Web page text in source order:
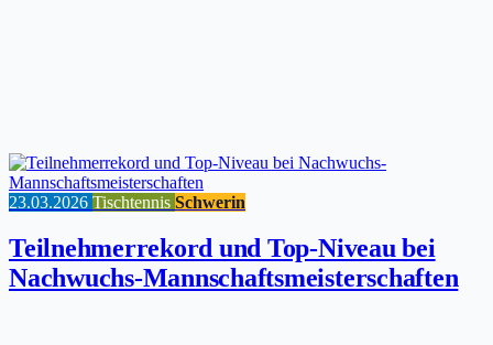
23.03.2026 Tischtennis Schwerin
Teilnehmerrekord und Top-Niveau bei
Nachwuchs-Mannschaftsmeisterschaften